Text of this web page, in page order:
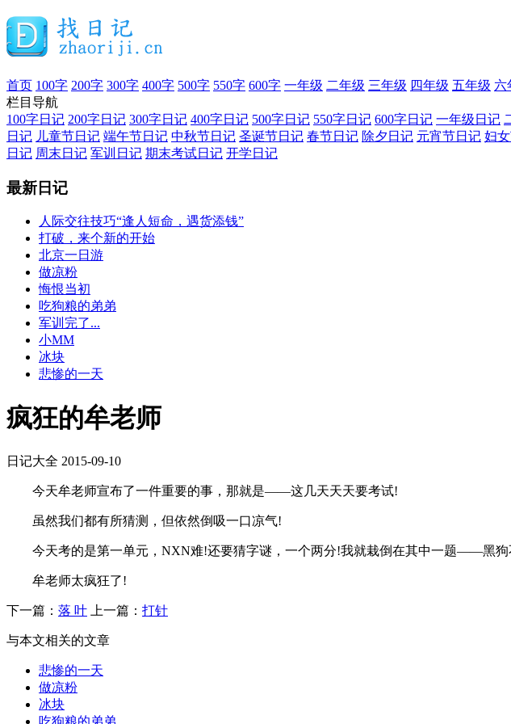
首页 100字 200字 300字 400字 500字 550字 600字 一年级 二年级 三年级 四年级 五年级 六
栏目导航
100字日记 200字日记 300字日记 400字日记 500字日记 550字日记 600字日记 一年级日记
日记 儿童节日记 端午节日记 中秋节日记 圣诞节日记 春节日记 除夕日记 元宵节日记 妇
日记 周末日记 军训日记 期末考试日记 开学日记
最新日记
人际交往技巧“逢人短命，遇货添钱”
打破，来个新的开始
北京一日游
做凉粉
悔恨当初
吃狗粮的弟弟
军训完了...
小MM
冰块
悲惨的一天
疯狂的牟老师
日记大全 2015-09-10
今天牟老师宣布了一件重要的事，那就是——这几天天天要考试!
虽然我们都有所猜测，但依然倒吸一口凉气!
今天考的是第一单元，NXN难!还要猜字谜，一个两分!我就栽倒在其中一题——黑狗
牟老师太疯狂了!
下一篇： 落 叶 上一篇： 打针
与本文相关的文章
悲惨的一天
做凉粉
冰块